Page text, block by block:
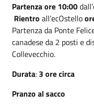
Partenzaore 10:00
Rientro all’ecOstello
Partenza da Ponte
canadese da 2 posti e
Collevecchio.
Durata: 3 ore circa
Pranzo al sacco